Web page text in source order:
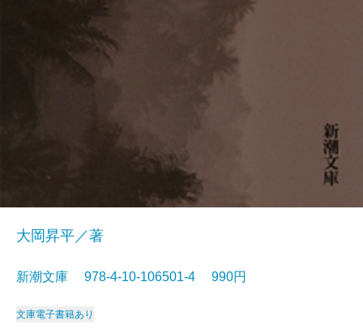
大岡昇平／著
新潮文庫 978-4-10-106501-4 990円
文庫電子書籍あり